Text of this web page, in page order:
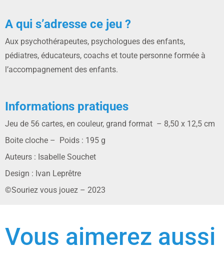
A qui s’adresse ce jeu ?
Aux psychothérapeutes, psychologues des enfants,
pédiatres, éducateurs, coachs et toute personne formée à
l’accompagnement des enfants.
Informations pratiques
Jeu de 56 cartes, en couleur, grand format – 8,50 x 12,5 cm
Boite cloche – Poids : 195 g
Auteurs : Isabelle Souchet
Design : Ivan Leprêtre
©Souriez vous jouez – 2023
Vous aimerez aussi